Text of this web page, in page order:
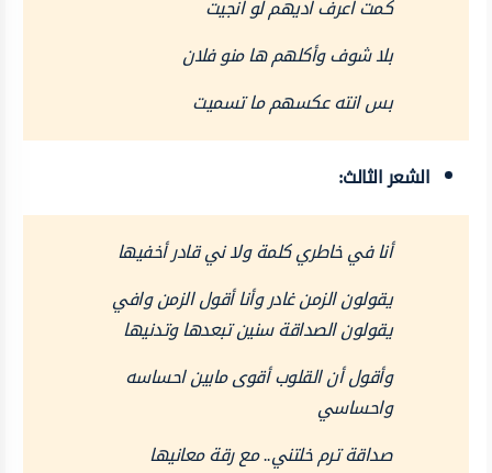
كمت اعرف اديهم لو انجيت
بلا شوف وأكلهم ها منو فلان
بس انته عكسهم ما تسميت
الشعر الثالث:
أنا في خاطري كلمة ولا ني قادر أخفيها
يقولون الزمن غادر وأنا أقول الزمن وافي
يقولون الصداقة سنين تبعدها وتدنيها
وأقول أن القلوب أقوى مابين احساسه
واحساسي
صداقة ترم خلتني.. مع رقة معانيها